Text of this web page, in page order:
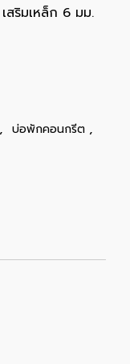
ริมเหล็ก 6 มม.
, บ่อพักคอนกรีต ,